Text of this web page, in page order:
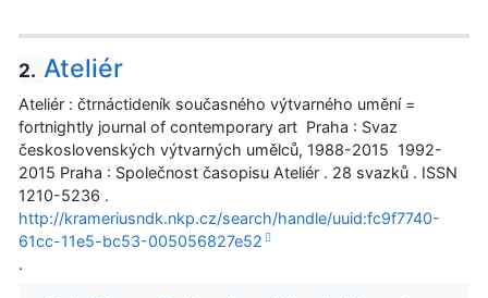
2. Ateliér
Ateliér : čtrnáctideník současného výtvarného umění =
fortnightly journal of contemporary art Praha : Svaz
československých výtvarných umělců, 1988-2015 1992-
2015 Praha : Společnost časopisu Ateliér . 28 svazků . ISSN
1210-5236 .
http://krameriusndk.nkp.cz/search/handle/uuid:fc9f7740-
61cc-11e5-bc53-005056827e52
.